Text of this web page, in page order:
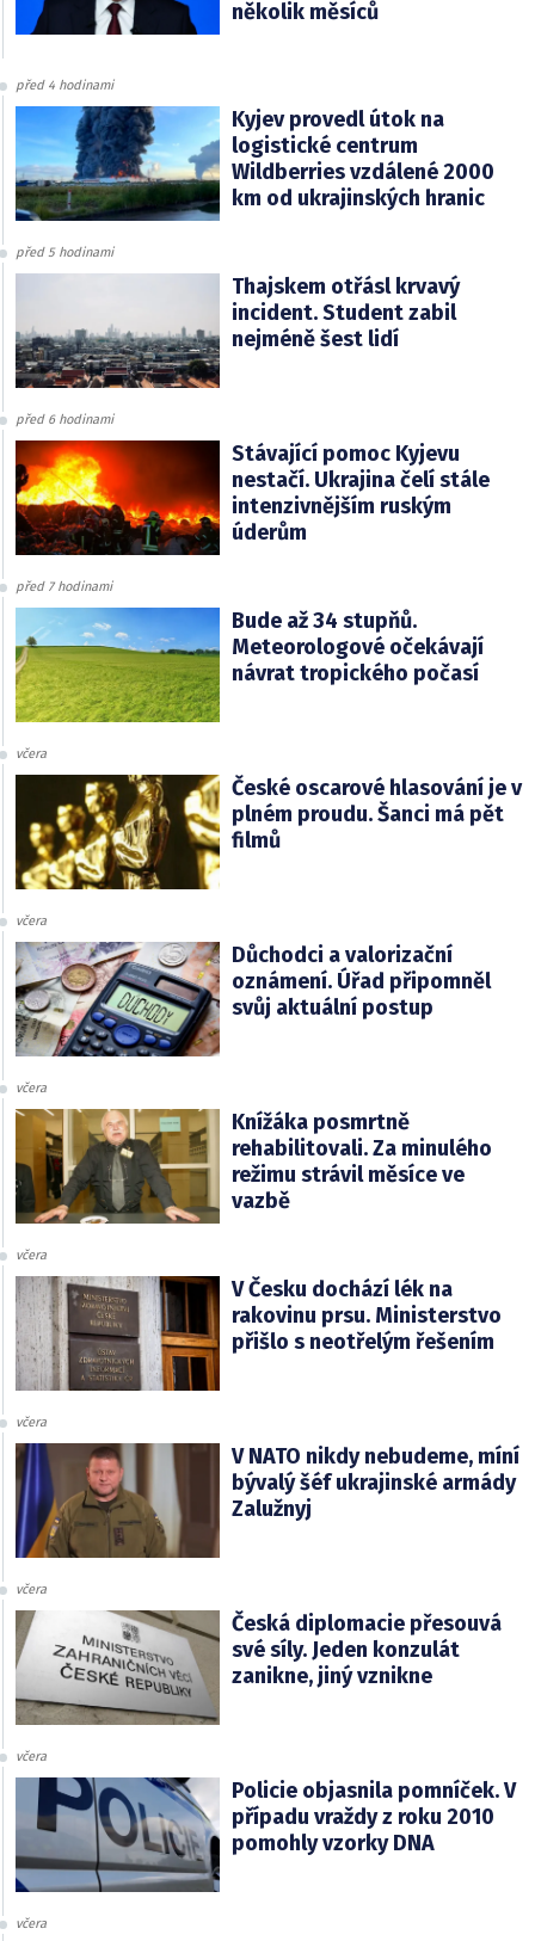
několik měsíců
před 4 hodinami
Kyjev provedl útok na
logistické centrum
Wildberries vzdálené 2000
km od ukrajinských hranic
před 5 hodinami
Thajskem otřásl krvavý
incident. Student zabil
nejméně šest lidí
před 6 hodinami
Stávající pomoc Kyjevu
nestačí. Ukrajina čelí stále
intenzivnějším ruským
úderům
před 7 hodinami
Bude až 34 stupňů.
Meteorologové očekávají
návrat tropického počasí
včera
České oscarové hlasování je v
plném proudu. Šanci má pět
filmů
včera
Důchodci a valorizační
oznámení. Úřad připomněl
svůj aktuální postup
včera
Knížáka posmrtně
rehabilitovali. Za minulého
režimu strávil měsíce ve
vazbě
včera
V Česku dochází lék na
rakovinu prsu. Ministerstvo
přišlo s neotřelým řešením
včera
V NATO nikdy nebudeme, míní
bývalý šéf ukrajinské armády
Zalužnyj
včera
Česká diplomacie přesouvá
své síly. Jeden konzulát
zanikne, jiný vznikne
včera
Policie objasnila pomníček. V
případu vraždy z roku 2010
pomohly vzorky DNA
včera